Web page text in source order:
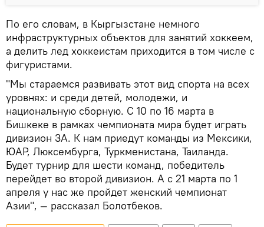
По его словам, в Кыргызстане немного
инфраструктурных объектов для занятий хоккеем,
а делить лед хоккеистам приходится в том числе с
фигуристами.
"Мы стараемся развивать этот вид спорта на всех
уровнях: и среди детей, молодежи, и
национальную сборную. С 10 по 16 марта в
Бишкеке в рамках чемпионата мира будет играть
дивизион 3А. К нам приедут команды из Мексики,
ЮАР, Люксембурга, Туркменистана, Таиланда.
Будет турнир для шести команд, победитель
перейдет во второй дивизион. А с 21 марта по 1
апреля у нас же пройдет женский чемпионат
Азии", — рассказал Болотбеков.